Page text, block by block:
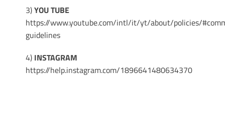
3)YOU TUBE
https://www.youtube.com/intl/it/yt/about/policies/
guidelines
4) INSTAGRAM
https://help.instagram.com/1896641480634370